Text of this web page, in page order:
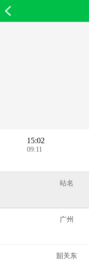
15:02
09:11
站名
广州
韶关东